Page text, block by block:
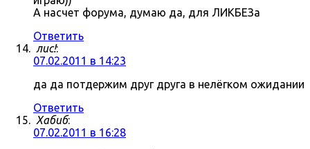
А насчет форума, думаю да, для ЛИКБЕЗа
Ответить
лис!:
07.02.2011 в 14:23
да да потдержим друг друга в нелёгком ожидании
Ответить
Хабиб:
07.02.2011 в 16:28